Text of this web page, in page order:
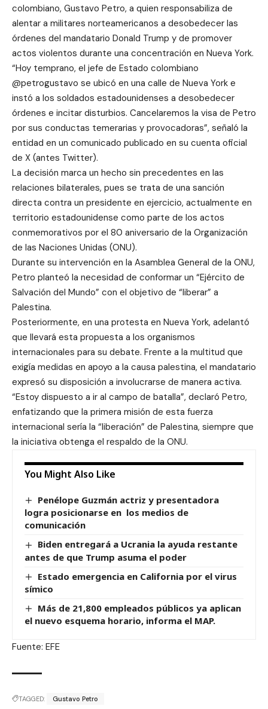
colombiano, Gustavo Petro, a quien responsabiliza de
alentar a militares norteamericanos a desobedecer las
órdenes del mandatario Donald Trump y de promover
actos violentos durante una concentración en Nueva York.
“Hoy temprano, el jefe de Estado colombiano
@petrogustavo se ubicó en una calle de Nueva York e
instó a los soldados estadounidenses a desobedecer
órdenes e incitar disturbios. Cancelaremos la visa de Petro
por sus conductas temerarias y provocadoras”, señaló la
entidad en un comunicado publicado en su cuenta oficial
de X (antes Twitter).
La decisión marca un hecho sin precedentes en las
relaciones bilaterales, pues se trata de una sanción
directa contra un presidente en ejercicio, actualmente en
territorio estadounidense como parte de los actos
conmemorativos por el 80 aniversario de la Organización
de las Naciones Unidas (ONU).
Durante su intervención en la Asamblea General de la ONU,
Petro planteó la necesidad de conformar un “Ejército de
Salvación del Mundo” con el objetivo de “liberar” a
Palestina.
Posteriormente, en una protesta en Nueva York, adelantó
que llevará esta propuesta a los organismos
internacionales para su debate. Frente a la multitud que
exigía medidas en apoyo a la causa palestina, el mandatario
expresó su disposición a involucrarse de manera activa.
“Estoy dispuesto a ir al campo de batalla”, declaró Petro,
enfatizando que la primera misión de esta fuerza
internacional sería la “liberación” de Palestina, siempre que
la iniciativa obtenga el respaldo de la ONU.
You Might Also Like
Penélope Guzmán actriz y presentadora
logra posicionarse en los medios de
comunicación
Biden entregará a Ucrania la ayuda restante
antes de que Trump asuma el poder
Estado emergencia en California por el virus
símico
Más de 21,800 empleados públicos ya aplican
el nuevo esquema horario, informa el MAP.
Fuente: EFE
TAGGED: Gustavo Petro